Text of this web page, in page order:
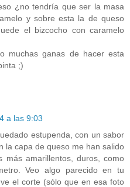
¿no tendría que ser la masa
y sobre esta la de queso
el bizcocho con caramelo
muchas ganas de hacer esta
;)
a las 9:03
estupenda, con un sabor
la capa de queso me han salido
más amarillentos, duros, como
Veo algo parecido en tu
el corte (sólo que en esa foto